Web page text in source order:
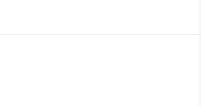
을 구비하여 근처 주민센터를 방문하시
등본을 발급하여 확인) -발급 수수료 ..